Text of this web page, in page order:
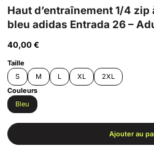
Haut d’entraînement 1/4
bleu adidas Entrada 26 –
40,00€
Taille
S
M L XL
2XL
Couleurs
Bleu
Ajouter au